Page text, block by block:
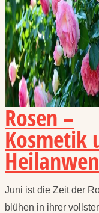
Rosen –
Kosmetik
Juni ist die Zeit der
blühen in ihrer